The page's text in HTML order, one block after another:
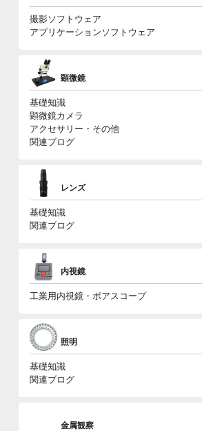
撮影ソフトウェア
アプリケーションソフトウェア
顕微鏡
基礎知識
顕微鏡カメラ
アクセサリー・その他
関連ブログ
レンズ
基礎知識
関連ブログ
内視鏡
工業用内視鏡・ボアスコープ
照明
基礎知識
関連ブログ
金属観察